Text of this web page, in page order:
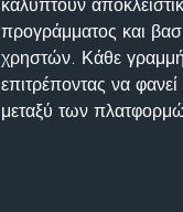
καλύπτουν
προγράμματος και
χρηστών. Κάθε γραμμή
επιτρέποντας να
μεταξύ των